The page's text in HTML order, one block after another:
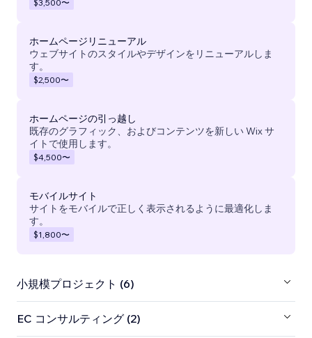
$3,500〜
ホームページリニューアル
ウェブサイトのスタイルやデザインをリニューアルしま
す。
$2,500〜
ホームページの引っ越し
既存のグラフィック、およびコンテンツを新しい Wix サ
イトで使用します。
$4,500〜
モバイルサイト
サイトをモバイルで正しく表示されるように最適化しま
す。
$1,800〜
小規模プロジェクト (6)
EC コンサルティング (2)